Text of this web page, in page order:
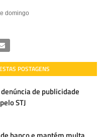
domingo
POSTAGENS
de publicidade
STJ